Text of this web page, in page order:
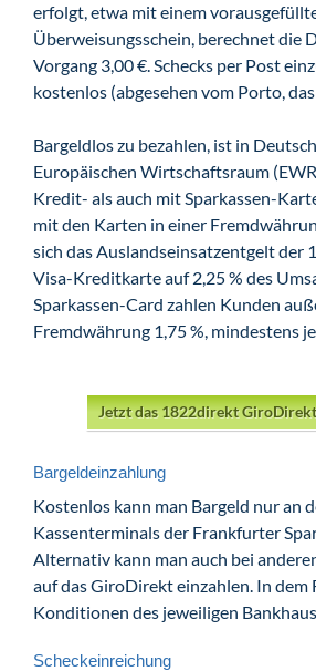
erfolgt, etwa mit einem
Überweisungsschein, berechnet die
Vorgang 3,00 €. Schecks per Post
kostenlos (abgesehen vom Porto,
Bargeldlos zu bezahlen, ist in
Europäischen Wirtschaftsraum
Kredit- als auch mit Sparkassen-
mit den Karten in einer
sich das Auslandseinsatzentgelt der
Visa-Kreditkarte auf 2,25 % des
Sparkassen-Card zahlen Kunden
Fremdwährung 1,75 %, mindestens
Jetzt das 1822direkt
Bargeldeinzahlung
Kostenlos kann man Bargeld nur an
Kassenterminals der Frankfurter
Alternativ kann man auch bei
auf das GiroDirekt einzahlen. In dem
Konditionen des jeweiligen
Scheckeinreichung